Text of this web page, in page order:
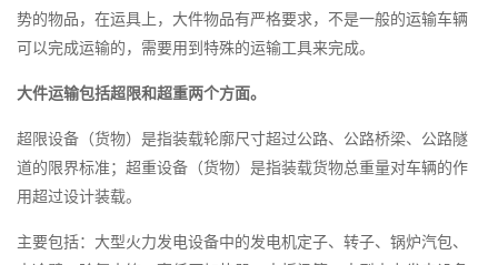
势的物品，在运具上，大件物品有严格要求，不是一般的运输车辆
可以完成运输的，需要用到特殊的运输工具来完成。
大件运输包括超限和超重两个方面。
超限设备（货物）是指装载轮廓尺寸超过公路、公路桥梁、公路隧
道的限界标准；超重设备（货物）是指装载货物总重量对车辆的作
用超过设计装载。
主要包括：大型火力发电设备中的发电机定子、转子、锅炉汽包、